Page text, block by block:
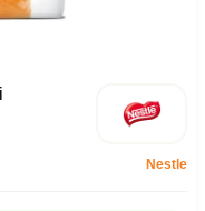
Nestle